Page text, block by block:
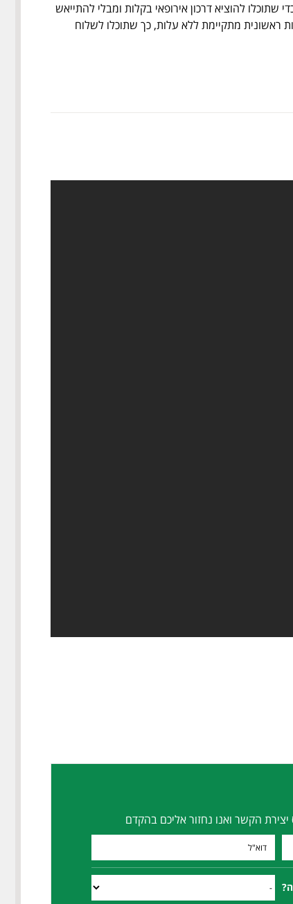
להוציא דרכון אירופאי בקלות ומבלי להתייאש
ראשונית מתקיימת ללא עלות, כך שתוכלו לשלוח
הקשר ואנו נחזור אליכם בהקדם